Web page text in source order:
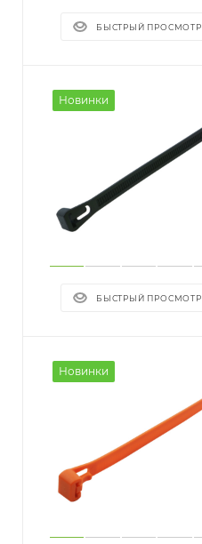
БЫСТРЫЙ ПРОСМОТР
Новинки
БЫСТРЫЙ ПРОСМОТР
Новинки